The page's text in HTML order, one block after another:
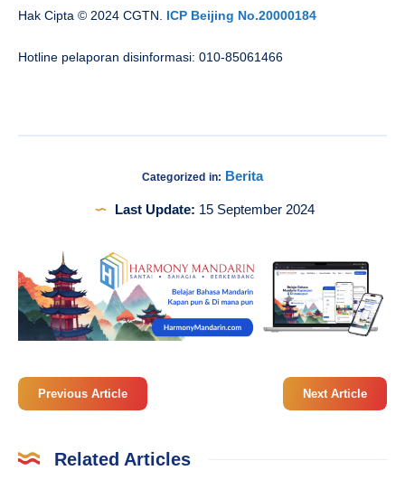
Hak Cipta © 2024 CGTN. ICP Beijing No.20000184
Hotline pelaporan disinformasi: 010-85061466
Categorized in: Berita
Last Update: 15 September 2024
Previous Article Next Article
Related Articles